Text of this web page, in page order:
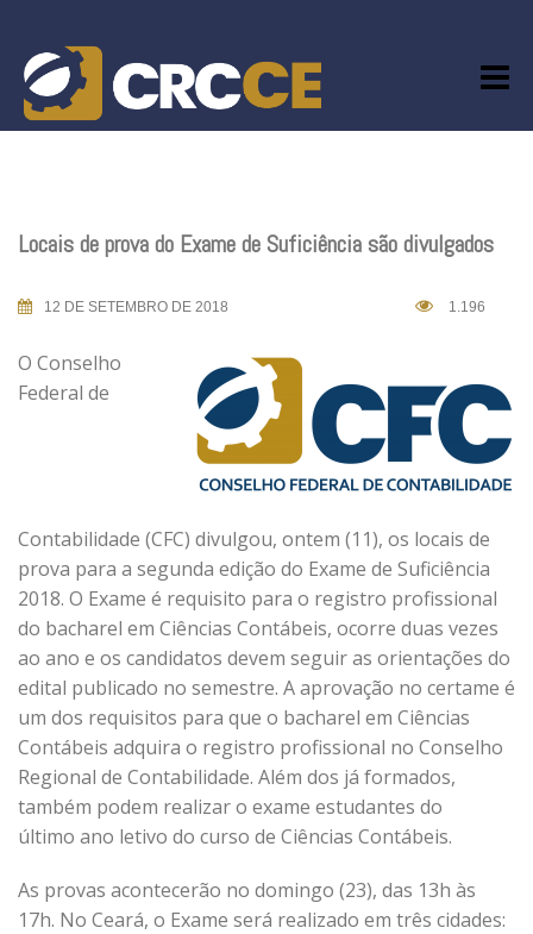
content
Locais de prova do Exame de Suficiência são divulgados
12 DE SETEMBRO DE 2018 1.196
O Conselho
Federal de
Contabilidade (CFC) divulgou, ontem (11), os locais de
prova para a segunda edição do Exame de Suficiência
2018. O Exame é requisito para o registro profissional
do bacharel em Ciências Contábeis, ocorre duas vezes
ao ano e os candidatos devem seguir as orientações do
edital publicado no semestre. A aprovação no certame é
um dos requisitos para que o bacharel em Ciências
Contábeis adquira o registro profissional no Conselho
Regional de Contabilidade. Além dos já formados,
também podem realizar o exame estudantes do
último ano letivo do curso de Ciências Contábeis.
As provas acontecerão no domingo (23), das 13h às
17h. No Ceará, o Exame será realizado em três cidades: